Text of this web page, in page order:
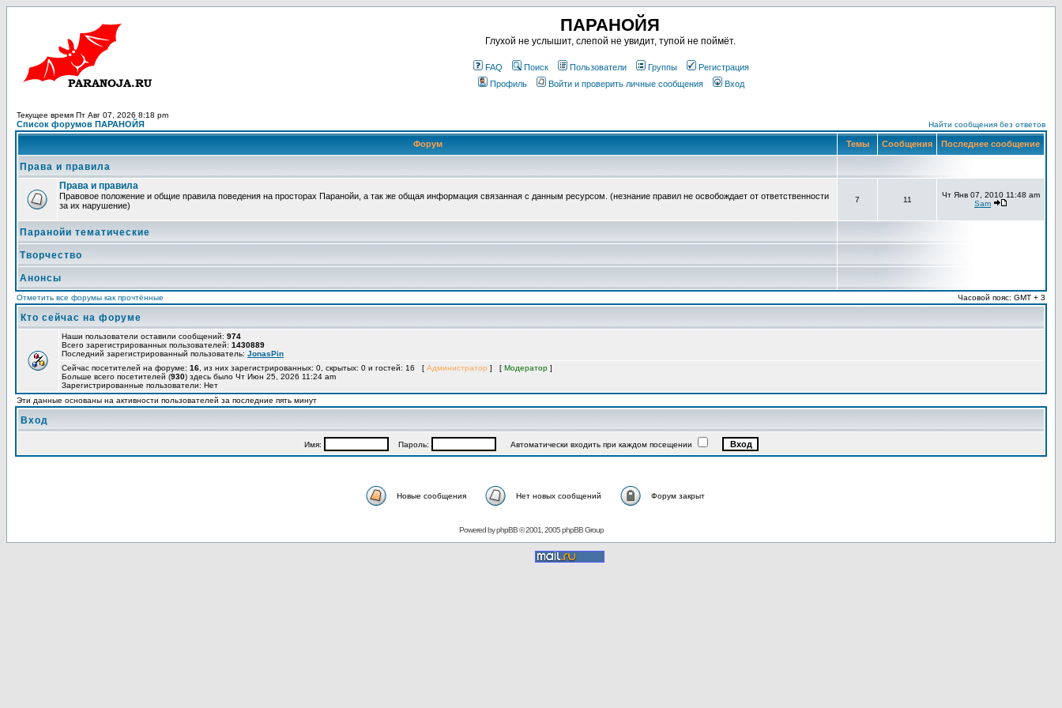
ПАРАНОЙЯ
Глухой не услышит, слепой не увидит, тупой не поймёт.
FAQ Поиск Пользователи Группы
Регистрация
Профиль
Войти и проверить личные сообщения Вход
Текущее время Пт Авг 07, 2026 8:18 pm
Список форумов ПАРАНОЙЯ Найти сообщения без ответов
Форум Темы Сообщения Последнее сообщение
Права и правила
Права и правила
Правовое положение и общие правила поведения на просторах Паранойи, а так же общая информация связанная с данным ресурсом. (незнание правил не освобождает от ответственности
за их нарушение)
7 11
Чт Янв 07, 2010 11:48 am
Sam
Паранойи тематические
Творчество
Анонсы
Отметить все форумы как прочтённые Часовой пояс: GMT + 3
Кто сейчас на форуме
Наши пользователи оставили сообщений: 974
Всего зарегистрированных пользователей: 1430889
Последний зарегистрированный пользователь: JonasPin
Сейчас посетителей на форуме: 16 , из них зарегистрированных: 0, скрытых: 0 и гостей: 16 [ Администратор ] [ Модератор ]
Больше всего посетителей (930) здесь было Чт Июн 25, 2026 11:24 am
Зарегистрированные пользователи: Нет
Эти данные основаны на активности пользователей за последние пять минут
Вход
Имя: Пароль: Автоматически входить при каждом посещении
Новые сообщения Нет новых сообщений Форум закрыт
Powered byphpBB© 2001, 2005 phpBB Group